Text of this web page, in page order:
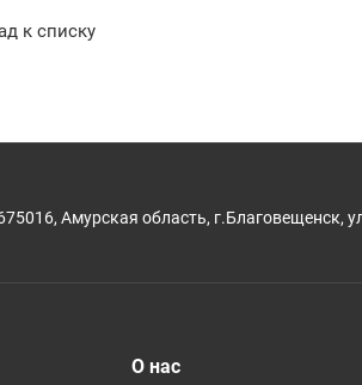
к списку
Амурская область, г.Благовещенск,
О нас